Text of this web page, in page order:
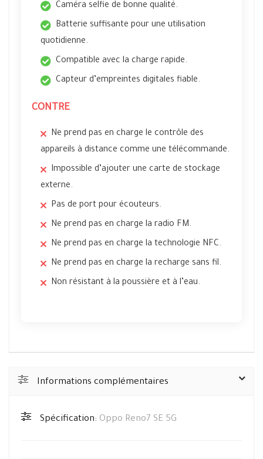
Caméra selfie de bonne qualité.
Batterie suffisante pour une utilisation
quotidienne.
Compatible avec la charge rapide.
Capteur d’empreintes digitales fiable.
CONTRE
Ne prend pas en charge le contrôle des
appareils à distance comme une télécommande.
Impossible d’ajouter une carte de stockage
externe.
Pas de port pour écouteurs.
Ne prend pas en charge la radio FM.
Ne prend pas en charge la technologie NFC.
Ne prend pas en charge la recharge sans fil.
Non résistant à la poussière et à l’eau.
Informations complémentaires
Spécification: Oppo Reno7 SE 5G